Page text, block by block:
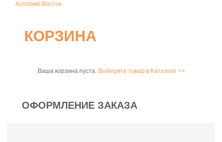
Аспломб-Восток
КОРЗИНА
Ваша корзина пуста. Выберите товар в Каталоге >>
ОФОРМЛЕНИЕ ЗАКАЗА